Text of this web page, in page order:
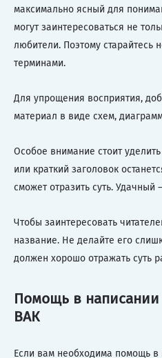
максимально ясный для
могут заинтересоваться не
любители. Поэтому старайтесь
терминами.
Для упрощения восприятия,
материал в виде схем,
Особое внимание стоит
или краткий заголовок
сможет отразить суть. Удачный
Чтобы заинтересовать
название. Не делайте его
должен хорошо отражать суть
Помощь в написании
ВАК
Если вам необходима помощь в